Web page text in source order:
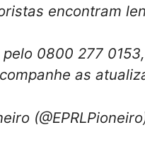
encontram
0800 277
as